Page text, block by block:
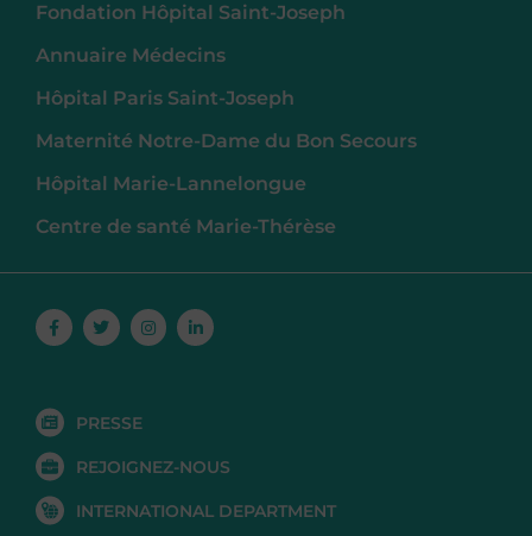
Fondation Hôpital Saint-Joseph
Annuaire Médecins
Hôpital Paris Saint-Joseph
Maternité Notre-Dame du Bon Secours
Hôpital Marie-Lannelongue
Centre de santé Marie-Thérèse
Facebook-
f
TwitterInstagramLinkedin-
in
PRESSE
REJOIGNEZ-NOUS
INTERNATIONAL DEPARTMENT